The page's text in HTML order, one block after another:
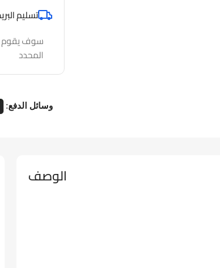
تسليم
سوف يقوم
المحدد
وسائل الدفع:
الوصف